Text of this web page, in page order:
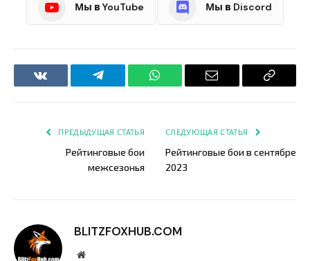
Мы в YouTube Мы в Discord
VKontakteTelegram WhatsApp Email
Copy
ПРЕДЫДУЩАЯ СТАТЬЯ
Рейтинговые бои
межсезонья
СЛЕДУЮЩАЯ СТАТЬЯ
Рейтинговые бои в сентябре
2023
BLITZFOXHUB.COM
Website